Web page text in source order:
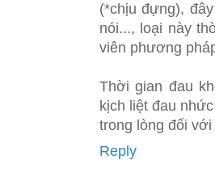
(*chịu đựng),
nói..., loại này
viên phương
Thời gian đau
kịch liệt đau
trong lòng đối
Reply